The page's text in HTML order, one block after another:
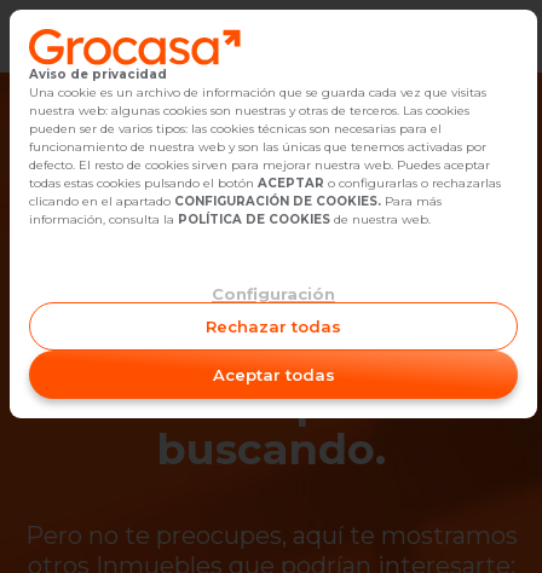
Vender
Buscar Inmuebles
Alquiler
Empleo
Oficinas
Contacto
¡Ups! Ya no está
disponible el
inmueble que estás
buscando.
Pero no te preocupes, aquí te mostramos
otros Inmuebles que podrían interesarte:
Aviso de privacidad
Una cookie es un archivo de información que se guarda cada vez que visitas
nuestra web: algunas cookies son nuestras y otras de terceros. Las cookies
pueden ser de varios tipos: las cookies técnicas son necesarias para el
funcionamiento de nuestra web y son las únicas que tenemos activadas por
defecto. El resto de cookies sirven para mejorar nuestra web. Puedes aceptar
todas estas cookies pulsando el botón ACEPTAR o configurarlas o rechazarlas
clicando en el apartado CONFIGURACIÓN DE COOKIES. Para más
información, consulta la POLÍTICA DE COOKIES de nuestra web.
Configuración
Rechazar todas
Aceptar todas